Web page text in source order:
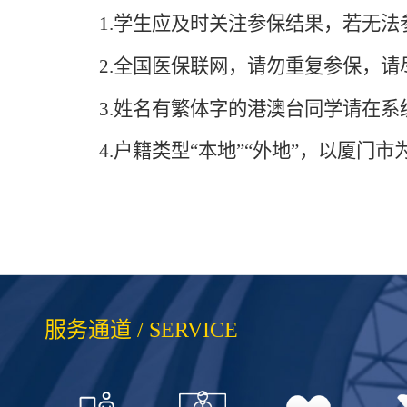
1.学生应及时关注参保结果，若无
2.全国医保联网，请勿重复参保，
3.姓名有繁体字的港澳台同学请在
4.户籍类型“本地”“外地”，以厦门市
服务通道 / SERVICE